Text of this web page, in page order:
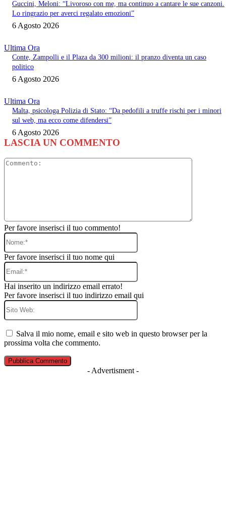
Guccini, Meloni: “Livoroso con me, ma continuo a cantare le sue canzoni.
Lo ringrazio per averci regalato emozioni”
6 Agosto 2026
Ultima Ora
Conte, Zampolli e il Plaza da 300 milioni: il pranzo diventa un caso
politico
6 Agosto 2026
Ultima Ora
Malta, psicologa Polizia di Stato: “Da pedofili a truffe rischi per i minori
sul web, ma ecco come difendersi”
6 Agosto 2026
LASCIA UN COMMENTO
Per favore inserisci il tuo commento!
Nome:*
Per favore inserisci il tuo nome qui
Email:*
Hai inserito un indirizzo email errato!
Per favore inserisci il tuo indirizzo email qui
Sito
Salva il mio nome, email e sito web in questo browser per la
prossima volta che commento.
- Advertisment -